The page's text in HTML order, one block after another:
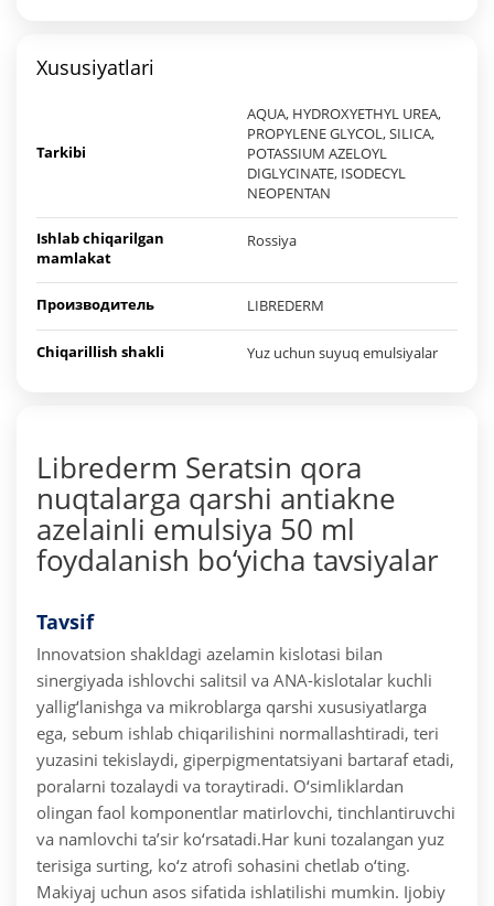
Xususiyatlari
Tarkibi
AQUA, HYDROXYETHYL UREA,
PROPYLENE GLYCOL, SILICA,
POTASSIUM AZELOYL
DIGLYCINATE, ISODECYL
NEOPENTAN
Ishlab chiqarilgan
mamlakat
Rossiya
Производитель LIBREDERM
Chiqarillish shakli Yuz uchun suyuq emulsiyalar
Librederm Seratsin qora
nuqtalarga qarshi antiakne
azelainli emulsiya 50 ml
foydalanish bo‘yicha tavsiyalar
Tavsif
Innovatsion shakldagi azelamin kislotasi bilan
sinergiyada ishlovchi salitsil va ANA-kislotalar kuchli
yallig‘lanishga va mikroblarga qarshi xususiyatlarga
ega, sebum ishlab chiqarilishini normallashtiradi, teri
yuzasini tekislaydi, giperpigmentatsiyani bartaraf etadi,
poralarni tozalaydi va toraytiradi. O‘simliklardan
olingan faol komponentlar matirlovchi, tinchlantiruvchi
va namlovchi ta’sir ko‘rsatadi.Har kuni tozalangan yuz
terisiga surting, ko‘z atrofi sohasini chetlab o‘ting.
Makiyaj uchun asos sifatida ishlatilishi mumkin. Ijobiy